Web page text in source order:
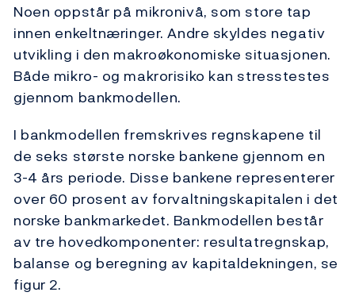
Noen oppstår på mikronivå, som store tap
innen enkeltnæringer. Andre skyldes negativ
utvikling i den makroøkonomiske situasjonen.
Både mikro- og makrorisiko kan stresstestes
gjennom bankmodellen.
I bankmodellen fremskrives regnskapene til
de seks største norske bankene gjennom en
3-4 års periode. Disse bankene representerer
over 60 prosent av forvaltningskapitalen i det
norske bankmarkedet. Bankmodellen består
av tre hovedkomponenter: resultatregnskap,
balanse og beregning av kapitaldekningen, se
figur 2.